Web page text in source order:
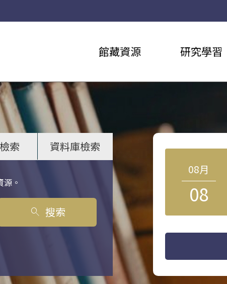
館藏資源 研究學習
索 資料庫檢索
。
search 搜索
08月
08